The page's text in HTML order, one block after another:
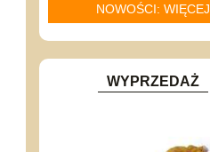
NOWOŚCI: WIĘCEJ
WYPRZEDAŻ